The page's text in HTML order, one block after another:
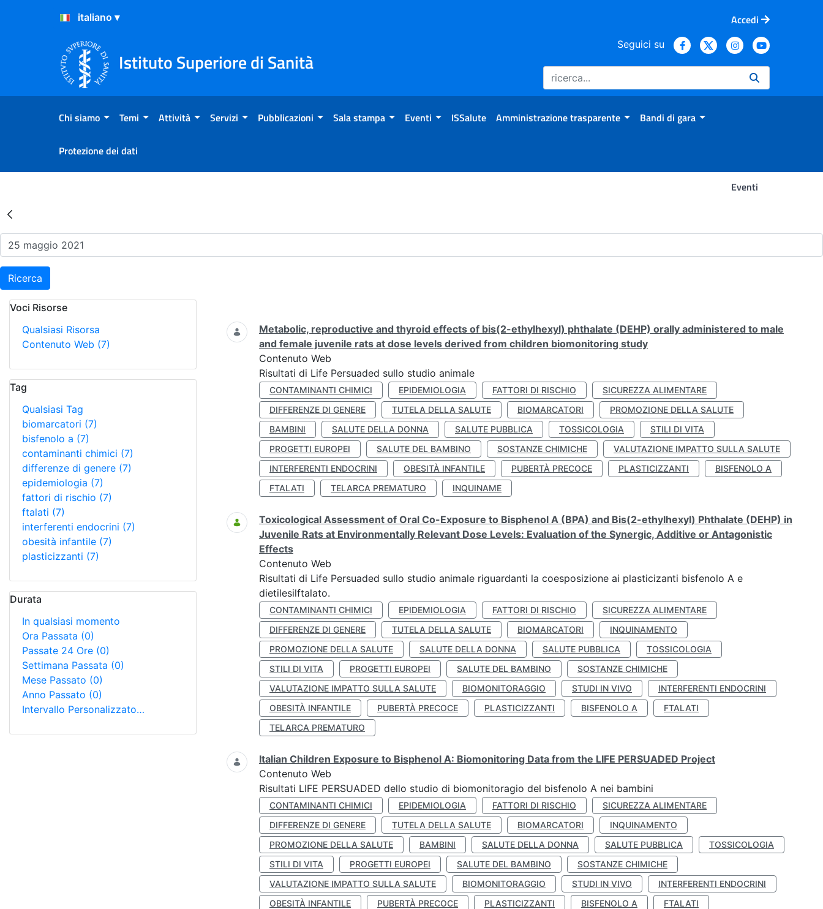
Salta al Contenuto
Salta al Footer
Accedi
Istituto Superiore di Sanità
Seguici su
Chi siamo Temi Attività Servizi Pubblicazioni Sala stampa Eventi ISSalute Amministrazione trasparente Bandi di gara
Protezione dei dati
Eventi
Risultati della Ricerca - Eventi
Ricerca
Voci Risorse
Qualsiasi Risorsa
Contenuto Web (7)
Tag
Qualsiasi Tag
biomarcatori (7)
bisfenolo a (7)
contaminanti chimici (7)
differenze di genere (7)
epidemiologia (7)
fattori di rischio (7)
ftalati (7)
interferenti endocrini (7)
obesità infantile (7)
plasticizzanti (7)
Durata
In qualsiasi momento
Ora Passata (0)
Passate 24 Ore (0)
Settimana Passata (0)
Mese Passato (0)
Anno Passato (0)
Intervallo Personalizzato…
Ricerca
Metabolic, reproductive and thyroid effects of bis(2-ethylhexyl) phthalate (DEHP) orally administered to male
and female juvenile rats at dose levels derived from children biomonitoring study
Contenuto Web
Risultati di Life Persuaded sullo studio animale
CONTAMINANTI CHIMICI EPIDEMIOLOGIA FATTORI DI RISCHIO
SICUREZZA ALIMENTARE
DIFFERENZE DI GENERE
TUTELA DELLA SALUTE BIOMARCATORI
PROMOZIONE DELLA SALUTE
BAMBINI
SALUTE DELLA DONNA SALUTE PUBBLICA TOSSICOLOGIA
STILI DI VITA
PROGETTI EUROPEI
SALUTE DEL BAMBINO SOSTANZE CHIMICHE
VALUTAZIONE IMPATTO SULLA SALUTE
INTERFERENTI ENDOCRINI
OBESITÀ INFANTILE PUBERTÀ PRECOCE PLASTICIZZANTI
BISFENOLO A
FTALATI
TELARCA PREMATURO INQUINAME
Toxicological Assessment of Oral Co-Exposure to Bisphenol A (BPA) and Bis(2-ethylhexyl) Phthalate (DEHP) in
Juvenile Rats at Environmentally Relevant Dose Levels: Evaluation of the Synergic, Additive or Antagonistic
Effects
Contenuto Web
Risultati di Life Persuaded sullo studio animale riguardanti la coesposizione ai plasticizanti bisfenolo A e
dietilesilftalato.
CONTAMINANTI CHIMICI EPIDEMIOLOGIA FATTORI DI RISCHIO
SICUREZZA ALIMENTARE
DIFFERENZE DI GENERE
TUTELA DELLA SALUTE BIOMARCATORI
INQUINAMENTO
PROMOZIONE DELLA SALUTE
SALUTE DELLA DONNA SALUTE PUBBLICA
TOSSICOLOGIA
STILI DI VITA
PROGETTI EUROPEI SALUTE DEL BAMBINO
SOSTANZE CHIMICHE
VALUTAZIONE IMPATTO SULLA SALUTE
BIOMONITORAGGIO STUDI IN VIVO
INTERFERENTI ENDOCRINI
OBESITÀ INFANTILE
PUBERTÀ PRECOCE PLASTICIZZANTI BISFENOLO A
FTALATI
TELARCA PREMATURO
Italian Children Exposure to Bisphenol A: Biomonitoring Data from the LIFE PERSUADED Project
Contenuto Web
Risultati LIFE PERSUADED dello studio di biomonitoragio del bisfenolo A nei bambini
CONTAMINANTI CHIMICI EPIDEMIOLOGIA FATTORI DI RISCHIO
SICUREZZA ALIMENTARE
DIFFERENZE DI GENERE
TUTELA DELLA SALUTE BIOMARCATORI
INQUINAMENTO
PROMOZIONE DELLA SALUTE
BAMBINI SALUTE DELLA DONNA SALUTE PUBBLICA
TOSSICOLOGIA
STILI DI VITA
PROGETTI EUROPEI SALUTE DEL BAMBINO
SOSTANZE CHIMICHE
VALUTAZIONE IMPATTO SULLA SALUTE
BIOMONITORAGGIO STUDI IN VIVO
INTERFERENTI ENDOCRINI
OBESITÀ INFANTILE
PUBERTÀ PRECOCE PLASTICIZZANTI BISFENOLO A
FTALATI